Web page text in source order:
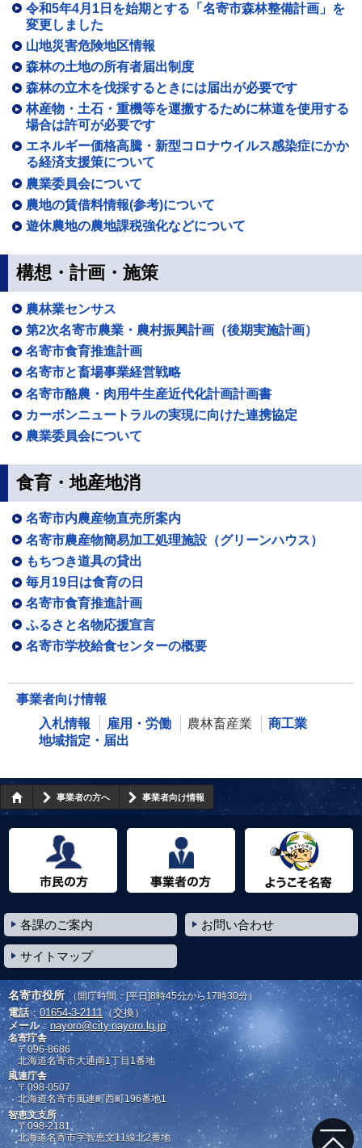
令和5年4月1日を始期とする「名寄市森林整備計画」を
変更しました
山地災害危険地区情報
森林の土地の所有者届出制度
森林の立木を伐採するときには届出が必要です
林産物・土石・重機等を運搬するために林道を使用する
場合は許可が必要です
エネルギー価格高騰・新型コロナウイルス感染症にかか
る経済支援策について
農業委員会について
農地の賃借料情報(参考)について
遊休農地の農地課税強化などについて
構想・計画・施策
農林業センサス
第2次名寄市農業・農村振興計画（後期実施計画）
名寄市食育推進計画
名寄市と畜場事業経営戦略
名寄市酪農・肉用牛生産近代化計画計画書
カーボンニュートラルの実現に向けた連携協定
農業委員会について
食育・地産地消
名寄市内農産物直売所案内
名寄市農産物簡易加工処理施設（グリーンハウス）
もちつき道具の貸出
毎月19日は食育の日
名寄市食育推進計画
ふるさと名物応援宣言
名寄市学校給食センターの概要
事業者向け情報
入札情報
雇用・労働 農林畜産業
商工業
地域指定・届出
事業者の方へ 事業者向け情報
各課のご案内 お問い合わせ
サイトマップ
名寄市役所 （開庁時間：[平日]8時45分から17時30分）
電話：01654-3-2111 （交換）
メール： nayoro@city.nayoro.lg.jp
名寄庁舎
〒096-8686
北海道名寄市大通南1丁目1番地
風連庁舎
〒098-0507
北海道名寄市風連町西町196番地1
智恵文支所
〒098-2181
北海道名寄市字智恵文11線北2番地